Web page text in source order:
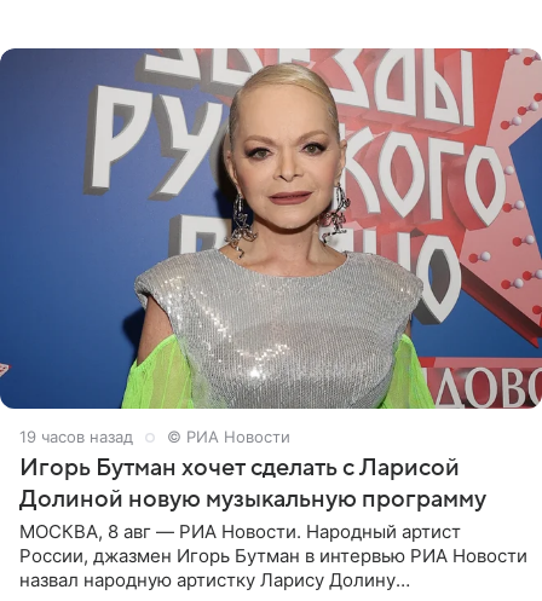
19 часов назад © РИА Новости
Игорь Бутман хочет сделать с Ларисой
Долиной новую музыкальную программу
МОСКВА, 8 авг — РИА Новости. Народный артист
России, джазмен Игорь Бутман в интервью РИА Новости
назвал народную артистку Ларису Долину